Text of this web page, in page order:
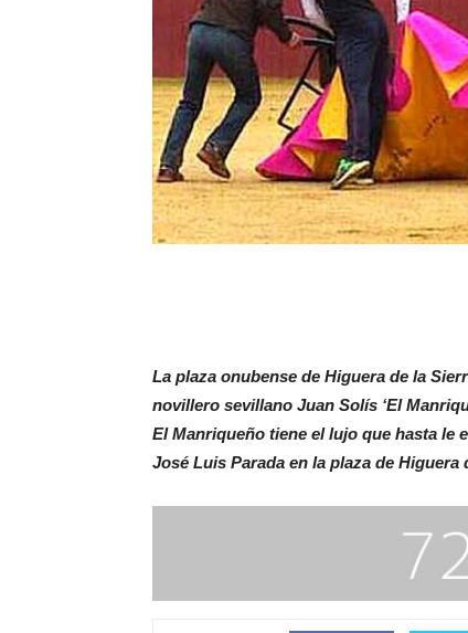
La plaza onubense de Higuera de la
novillero sevillano Juan Solís ‘El
El Manriqueño tiene el lujo que hasta le
José Luis Parada en la plaza de Higuera